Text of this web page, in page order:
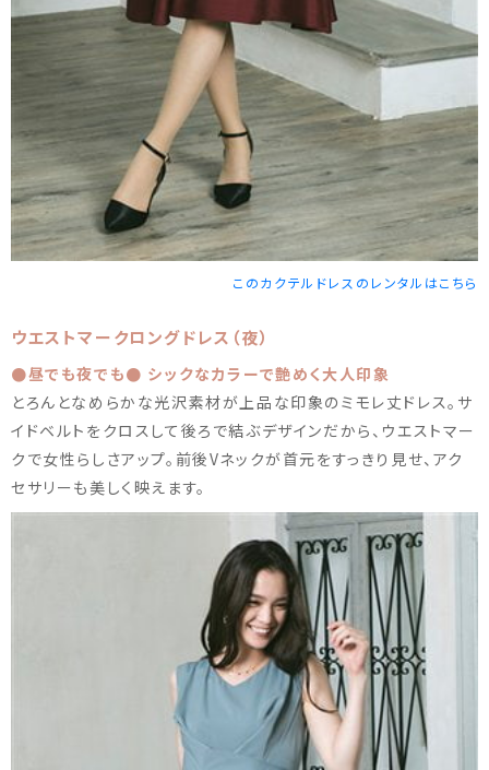
このカクテルドレスのレンタルはこちら
ウエストマークロングドレス（夜）
●昼でも夜でも● シックなカラーで艶めく大人印象
とろんとなめらかな光沢素材が上品な印象のミモレ丈ドレス。サ
イドベルトをクロスして後ろで結ぶデザインだから、ウエストマー
クで女性らしさアップ。前後Vネックが首元をすっきり見せ、アク
セサリーも美しく映えます。